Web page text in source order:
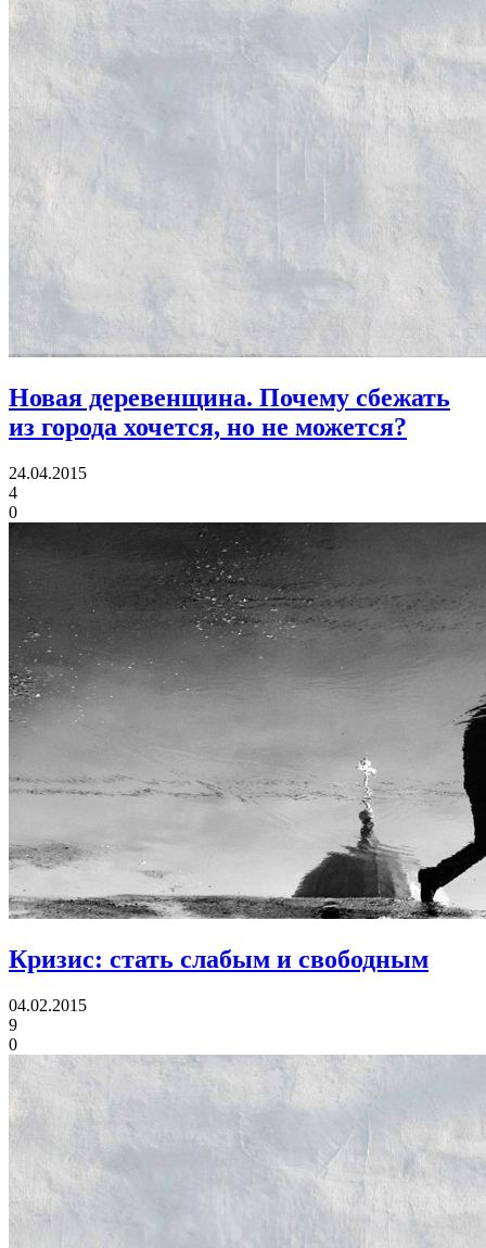
Новая деревенщина. Почему сбежать
из города хочется, но не можется?
24.04.2015
4
0
Кризис: стать слабым и свободным
04.02.2015
9
0